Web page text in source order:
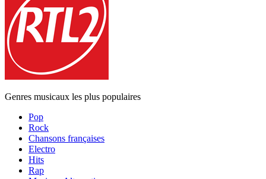
Genres musicaux les plus populaires
Pop
Rock
Chansons françaises
Electro
Hits
Rap